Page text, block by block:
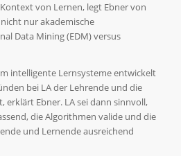
von Lernen, legt Ebner von
nur akademische
Data Mining (EDM) versus
intelligente Lernsysteme entwickelt
bei LA der Lehrende und die
Ebner. LA sei dann sinnvoll,
die Algorithmen valide und die
und Lernende ausreichend